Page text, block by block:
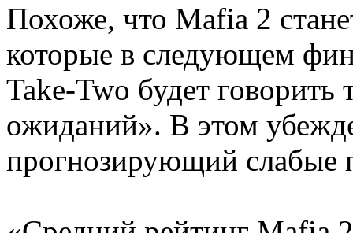
Похоже, что Mafia 2
которые в следующем
Take-Two будет
ожиданий». В этом
прогнозирующий слабые